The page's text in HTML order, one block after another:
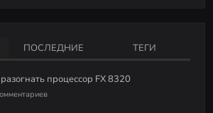
ПОСЛЕДНИЕ ТЕГИ
процессор FX 8320